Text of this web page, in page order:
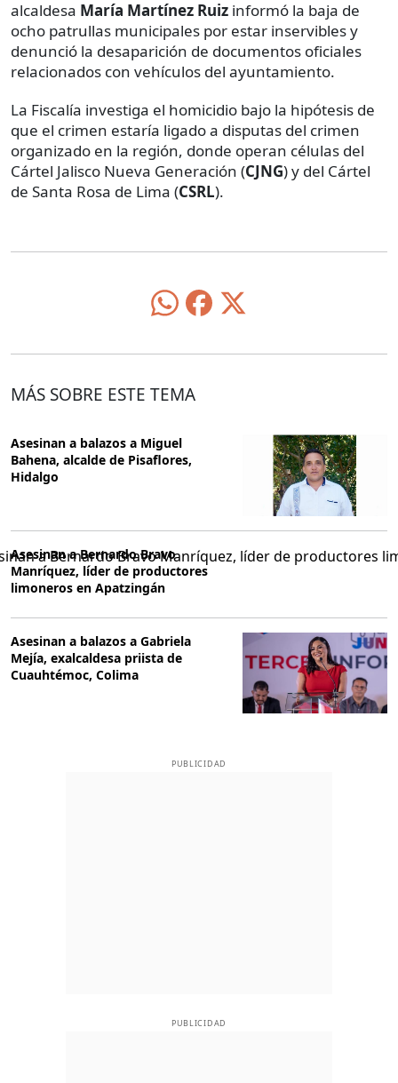
alcaldesa María Martínez Ruiz informó la baja de
ocho patrullas municipales por estar inservibles y
denunció la desaparición de documentos oficiales
relacionados con vehículos del ayuntamiento.
La Fiscalía investiga el homicidio bajo la hipótesis de
que el crimen estaría ligado a disputas del crimen
organizado en la región, donde operan células del
Cártel Jalisco Nueva Generación (CJNG) y del Cártel
de Santa Rosa de Lima (CSRL).
MÁS SOBRE ESTE TEMA
Asesinan a balazos a Miguel
Bahena, alcalde de Pisaflores,
Hidalgo
Asesinan a Bernardo Bravo
Manríquez, líder de productores
limoneros en Apatzingán
Asesinan a balazos a Gabriela
Mejía, exalcaldesa priista de
Cuauhtémoc, Colima
PUBLICIDAD
PUBLICIDAD